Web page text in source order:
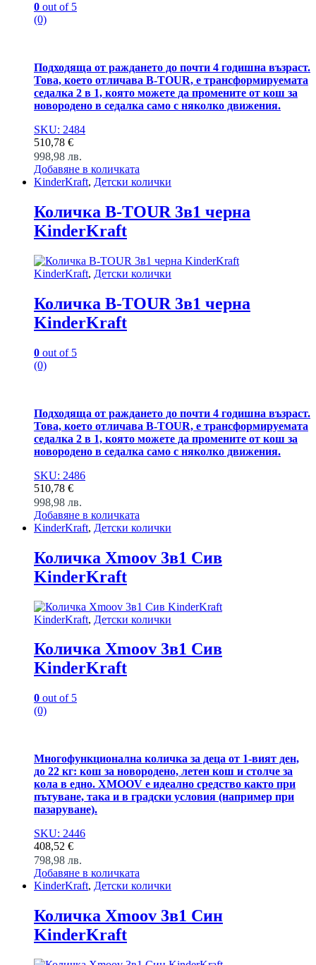
0 out of 5
(0)
Подходяща от раждането до почти 4 годишна възраст.
Това, което отличава B-TOUR, е трансформируемата
седалка 2 в 1, която можете да промените от кош за
новородено в седалка само с няколко движения.
SKU: 2484
510,78 €
998,98 лв.
Добавяне в количката
KinderKraft, Детски колички
Количка B-TOUR 3в1 черна
KinderKraft
KinderKraft, Детски колички
Количка B-TOUR 3в1 черна
KinderKraft
0 out of 5
(0)
Подходяща от раждането до почти 4 годишна възраст.
Това, което отличава B-TOUR, е трансформируемата
седалка 2 в 1, която можете да промените от кош за
новородено в седалка само с няколко движения.
SKU: 2486
510,78 €
998,98 лв.
Добавяне в количката
KinderKraft, Детски колички
Количка Xmoov 3в1 Сив
KinderKraft
KinderKraft, Детски колички
Количка Xmoov 3в1 Сив
KinderKraft
0 out of 5
(0)
Многофункционална количка за деца от 1-вият ден,
до 22 кг: кош за новородено, летен кош и столче за
кола в едно. XMOOV е идеално средство както при
пътуване, така и в градски условия (например при
пазаруване).
SKU: 2446
408,52 €
798,98 лв.
Добавяне в количката
KinderKraft, Детски колички
Количка Xmoov 3в1 Син
KinderKraft